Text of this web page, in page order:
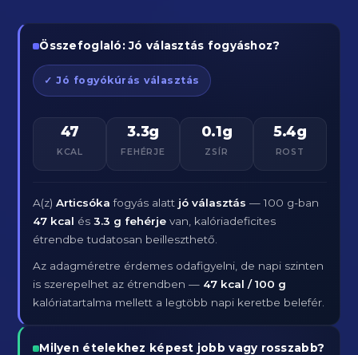
Összefoglaló: Jó választás fogyáshoz?
✓ Jó fogyókúrás választás
47
KCAL
3.3g
FEHÉRJE
0.1g
ZSÍR
5.4g
ROST
A(z)Articsóka fogyás alatt jó választás — 100 g-ban
47 kcal és3.3 g fehérje van, kalóriadeficites
étrendbe tudatosan beilleszthető.
Az adagméretre érdemes odafigyelni, de napi szinten
is szerepelhet az étrendben — 47 kcal / 100 g
kalóriatartalma mellett a legtöbb napi keretbe belefér.
Milyen ételekhez képest jobb vagy rosszabb?